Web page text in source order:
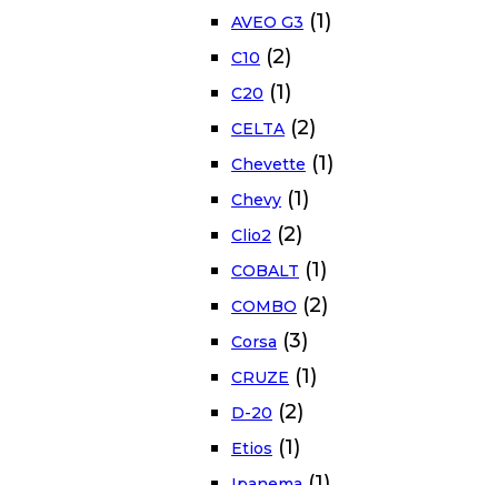
AVEO G3 (1)
C10 (2)
C20 (1)
CELTA (2)
Chevette (1)
Chevy (1)
Clio2 (2)
COBALT (1)
COMBO (2)
Corsa (3)
CRUZE (1)
D-20 (2)
Etios (1)